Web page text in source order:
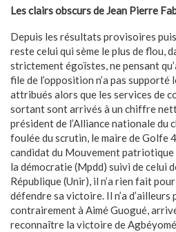
Les clairs obscurs de Jean Pierre
Depuis les résultats provisoires
reste celui qui sème le plus de flou,
strictement égoïstes, ne pensant
file de l’opposition n’a pas supporté
attribués alors que les services de
sortant sont arrivés à un chiffre
président de l’Alliance nationale du
foulée du scrutin, le maire de Golfe
candidat du Mouvement
la démocratie (Mpdd) suivi de celui
République (Unir), il n’a rien fait
défendre sa victoire. Il n’a d’ailleurs
contrairement à Aimé Guogué,
reconnaître la victoire de Agbéyomé